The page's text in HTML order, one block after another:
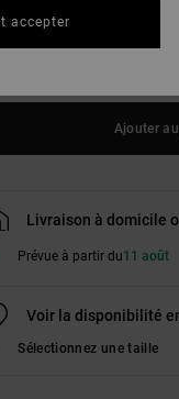
Ajouter
Livraison à domicile
Prévue à partir du11 août
Voir la disponibilité
Sélectionnez une taille
accepter